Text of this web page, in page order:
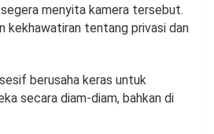
menyita kamera tersebut.
kekhawatiran tentang privasi dan
berusaha keras untuk
secara diam-diam, bahkan di